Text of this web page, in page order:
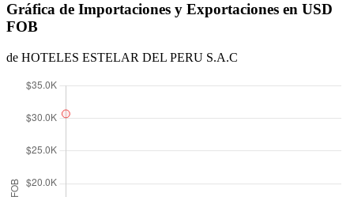
Gráfica de Importaciones y Exportaciones en USD
FOB
de HOTELES ESTELAR DEL PERU S.A.C